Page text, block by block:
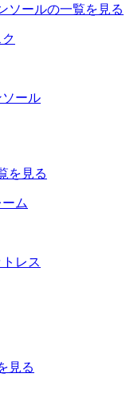
ソールの一覧を見る
を見る
見る